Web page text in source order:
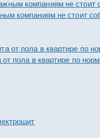
компаниям не стоит
пола в квартире по